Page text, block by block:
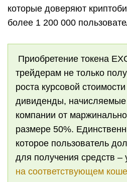
которые доверяют
более 1 200 000
Приобретение токена
трейдерам не только
роста курсовой
дивиденды,
компании от
размере 50%.
которое пользователь
для получения средств –
на соответствующем